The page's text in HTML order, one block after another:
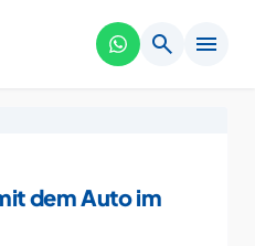
search menu
dem Auto im